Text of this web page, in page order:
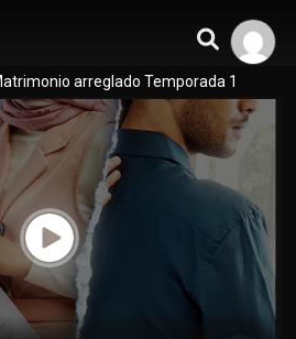
arreglado Temporada 1